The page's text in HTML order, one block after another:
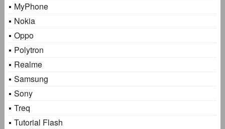
MyPhone
Nokia
Oppo
Polytron
Realme
Samsung
Sony
Treq
Tutorial Flash